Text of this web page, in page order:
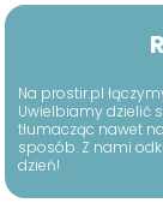
Na prostir.pl
Uwielbiamy dzielić
tłumacząc nawet
sposób. Z nami
dzień!